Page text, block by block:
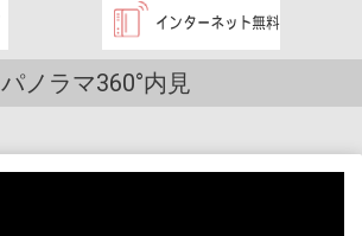
パノラマ360°内見